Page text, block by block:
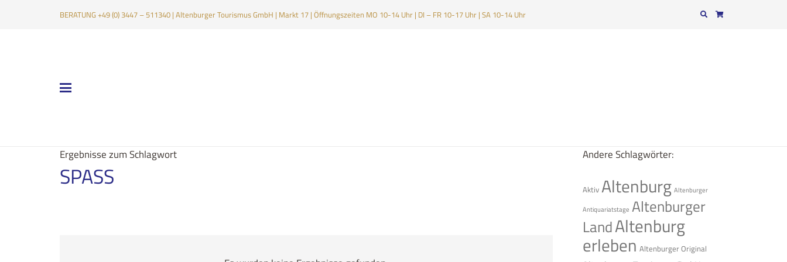
BERATUNG +49 (0) 3447 – 511340 | Altenburger Tourismus GmbH | Markt 17 | Öffnungszeiten MO 10-14 Uhr | DI – FR 10-17 Uhr | SA 10-14 Uhr
Ergebnisse zum Schlagwort
SPASS
Andere Schlagwörter:
Aktiv Altenburg Altenburger
Antiquariatstage Altenburger
LandAltenburg
erleben Altenburger Original